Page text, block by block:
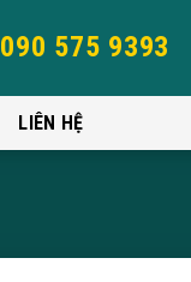
090 575 9393
LIÊN HỆ